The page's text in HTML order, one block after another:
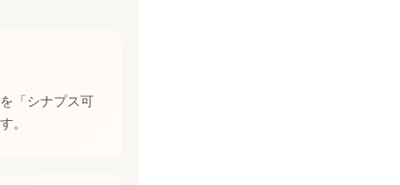
「シナプス可
。